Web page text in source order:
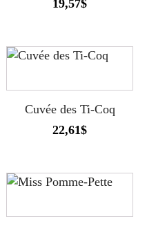
19,57$
Cuvée des Ti-Coq
22,61$